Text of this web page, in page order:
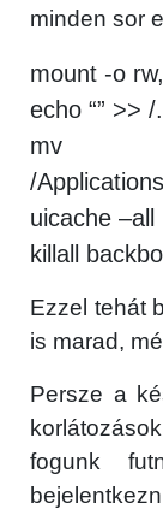
minden sor
mount -o
echo “” >>
mv /
/
uicache –all
killall
Ezzel tehát
is marad,
Persze a
fogunk